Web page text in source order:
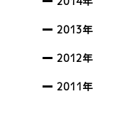
2013年
2012年
2011年